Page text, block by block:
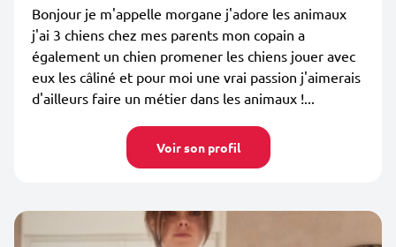
Bonjour je m'appelle morgane j'adore les animaux
j'ai 3 chiens chez mes parents mon copain a
également un chien promener les chiens jouer avec
eux les câliné et pour moi une vrai passion j'aimerais
d'ailleurs faire un métier dans les animaux !...
Voir son profil